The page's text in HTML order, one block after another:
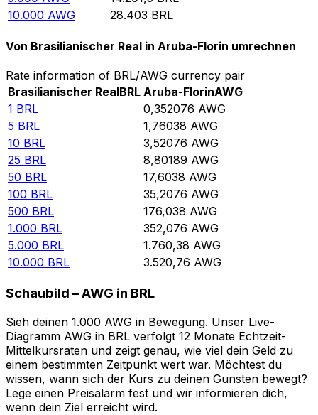
10.000 AWG 28.403 BRL
Von Brasilianischer Real in Aruba-Florin umrechnen
Rate information of BRL/AWG currency pair
Brasilianischer RealBRL Aruba-FlorinAWG
1 BRL 0,352076 AWG
5 BRL 1,76038 AWG
10 BRL 3,52076 AWG
25 BRL 8,80189 AWG
50 BRL 17,6038 AWG
100 BRL 35,2076 AWG
500 BRL 176,038 AWG
1.000 BRL 352,076 AWG
5.000 BRL 1.760,38 AWG
10.000 BRL 3.520,76 AWG
Schaubild – AWG in BRL
Sieh deinen 1.000 AWG in Bewegung. Unser Live-
Diagramm AWG in BRL verfolgt 12 Monate Echtzeit-
Mittelkursraten und zeigt genau, wie viel dein Geld zu
einem bestimmten Zeitpunkt wert war. Möchtest du
wissen, wann sich der Kurs zu deinen Gunsten bewegt?
Lege einen Preisalarm fest und wir informieren dich,
wenn dein Ziel erreicht wird.